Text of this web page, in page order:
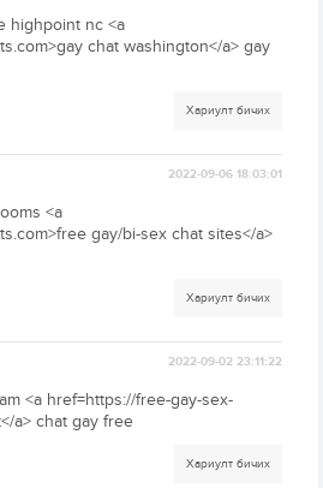
highpoint nc <a
chat washington</a> gay
Хариулт бичих
2022-09-06 18:03:01
<a
gay/bi-sex chat sites</a>
Хариулт бичих
2022-09-02 23:11:22
<a href=https://free-gay-sex-
a> chat gay free
Хариулт бичих